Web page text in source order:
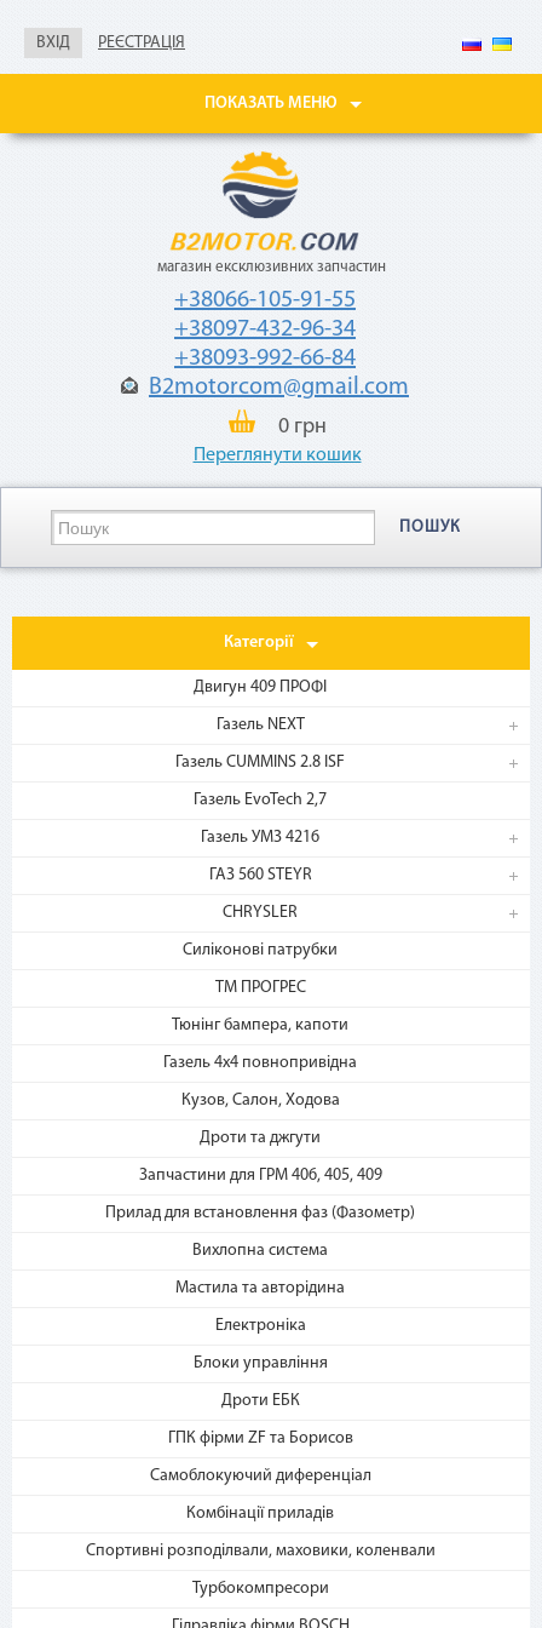
ВХІД РЕЄСТРАЦІЯ
ПОКАЗАТЬ МЕНЮ
магазин ексклюзивних запчастин
+38066-105-91-55
+38097-432-96-34
+38093-992-66-84
B2motorcom@gmail.com
0 грн
Переглянути кошик
ПОШУК
Категорії
Двигун 409 ПРОФІ
Газель NEXT
Газель CUMMINS 2.8 ISF
Газель EvoTech 2,7
Газель УМЗ 4216
ГАЗ 560 STEYR
CHRYSLER
Силіконові патрубки
ТМ ПРОГРЕС
Тюнінг бампера, капоти
Газель 4х4 повнопривідна
Кузов, Салон, Ходова
Дроти та джгути
Запчастини для ГРМ 406, 405, 409
Прилад для встановлення фаз (Фазометр)
Вихлопна система
Мастила та авторідина
Електроніка
Блоки управління
Дроти ЕБК
ГПК фірми ZF та Борисов
Самоблокуючий диференціал
Комбінації приладів
Спортивні розподілвали, маховики, коленвали
Турбокомпресори
справка о доходах
«Мгновенная рассрочка»
месяцев
Как воспользоваться
на b2motor.com и положите
2. Выберите способ оплаты –
«Мгновенная рассрочка»
3. Укажите количество
платежей и совершите
спишется первый платеж